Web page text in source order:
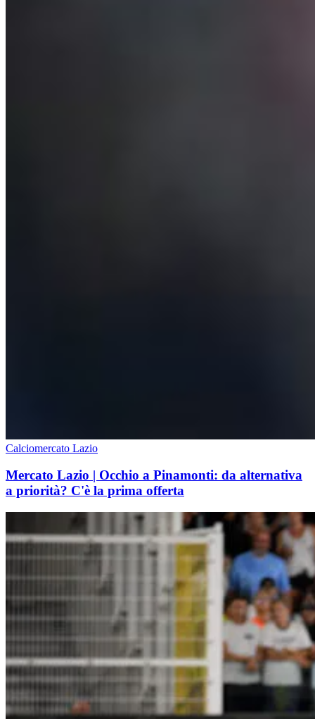
Calciomercato Lazio
Mercato Lazio | Occhio a Pinamonti: da alternativa
a priorità? C'è la prima offerta